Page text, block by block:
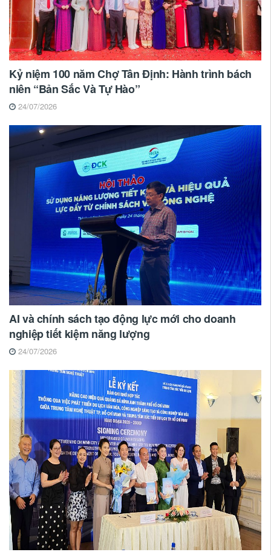
Kỷ niệm 100 năm Chợ Tân Định: Hành trình bách
niên “Bản Sắc Và Tự Hào”
24/07/2026
AI và chính sách tạo động lực mới cho doanh
nghiệp tiết kiệm năng lượng
24/07/2026